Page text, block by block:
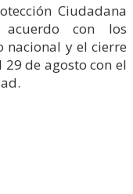
Ciudadana
con los
y el cierre
de agosto con el